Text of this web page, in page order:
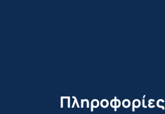
Πληροφορίες